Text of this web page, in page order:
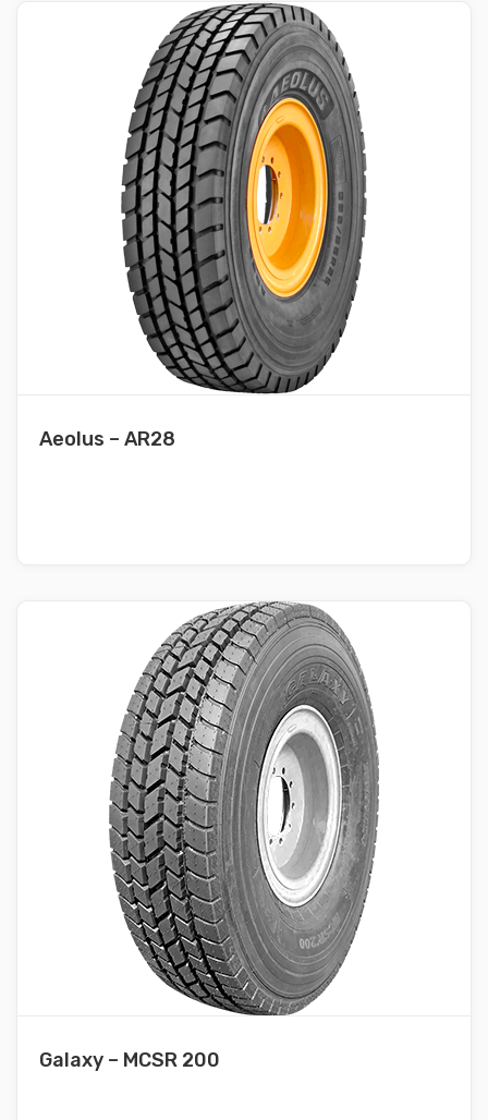
Aeolus – AR28
Galaxy – MCSR 200